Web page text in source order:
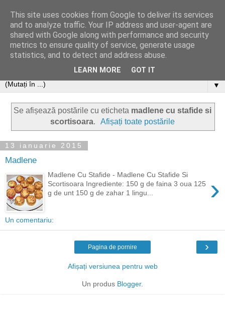
▼
Se afișează postările cu eticheta madlene cu stafide si
scortisoara. Afișați toate postările
13 ianuarie 2015
Madlene
›
Madlene Cu Stafide - Madlene Cu Stafide Si
Scortisoara Ingrediente: 150 g de faina 3 oua 125
g de unt 150 g de zahar 1 lingu...
Un comentariu:
›
Pagina de pornire
Afișați versiunea pentru web
Un produs Blogger.
This site uses cookies from Google to deliver its services
and to analyze traffic. Your IP address and user-agent are
shared with Google along with performance and security
metrics to ensure quality of service, generate usage
statistics, and to detect and address abuse.
LEARN MORE GOT IT